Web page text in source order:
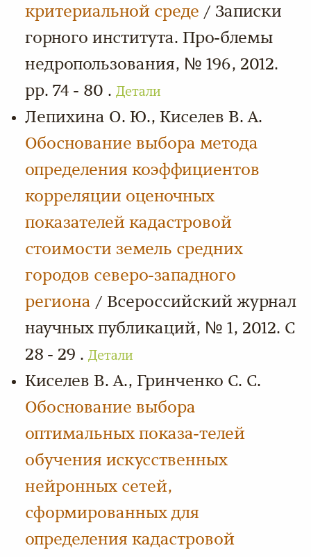
критериальной среде / Записки
горного института. Про-блемы
недропользования, № 196, 2012.
pp. 74 - 80 . Детали
Лепихина О. Ю., Киселев В. А.
Обоснование выбора метода
определения коэффициентов
корреляции оценочных
показателей кадастровой
стоимости земель средних
городов северо-западного
региона / Всероссийский журнал
научных публикаций, № 1, 2012. С
28 - 29 . Детали
Киселев В. А., Гринченко С. С.
Обоснование выбора
оптимальных показа-телей
обучения искусственных
нейронных сетей,
сформированных для
определения кадастровой